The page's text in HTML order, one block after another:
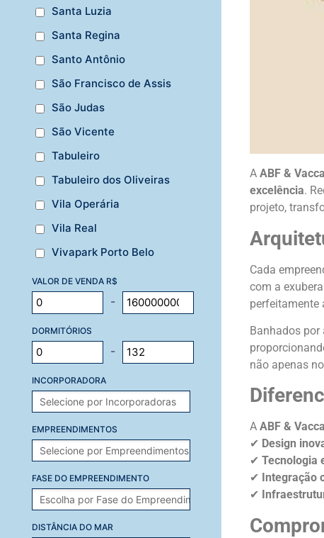
Santa Luzia
Santa Regina
Santo Antônio
São Francisco de Assis
São Judas
São Vicente
Tabuleiro
Tabuleiro dos Oliveiras
Vila Operária
Vila Real
Vivapark Porto Belo
VALOR DE VENDA R$
-
DORMITÓRIOS
-
INCORPORADORA
EMPREENDIMENTOS
FASE DO EMPREENDIMENTO
DISTÂNCIA DO MAR
A ABF &
excelência.
projeto,
Cada
com a
perfeitamente
Banhados por
não apenas
A ABF &
✔ Design
✔ Tecnologia
✔ Integração
✔